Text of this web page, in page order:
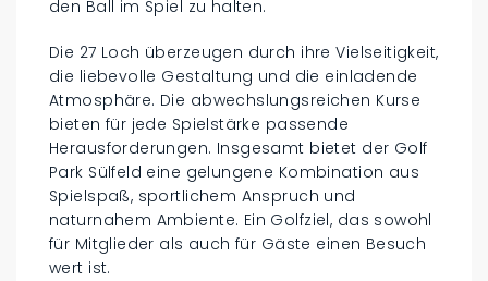
den Ball im Spiel zu halten.
Die 27 Loch überzeugen durch ihre Vielseitigkeit,
die liebevolle Gestaltung und die einladende
Atmosphäre. Die abwechslungsreichen Kurse
bieten für jede Spielstärke passende
Herausforderungen. Insgesamt bietet der Golf
Park Sülfeld eine gelungene Kombination aus
Spielspaß, sportlichem Anspruch und
naturnahem Ambiente. Ein Golfziel, das sowohl
für Mitglieder als auch für Gäste einen Besuch
wert ist.